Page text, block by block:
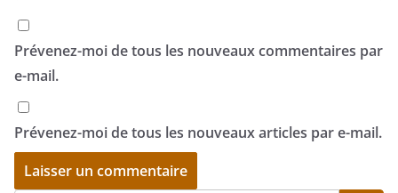
Prévenez-moi de tous les nouveaux commentaires par
e-mail.
Prévenez-moi de tous les nouveaux articles par e-mail.